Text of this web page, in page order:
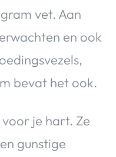
vet. Aan
en ook
bevat het ook.
je hart. Ze
gunstige